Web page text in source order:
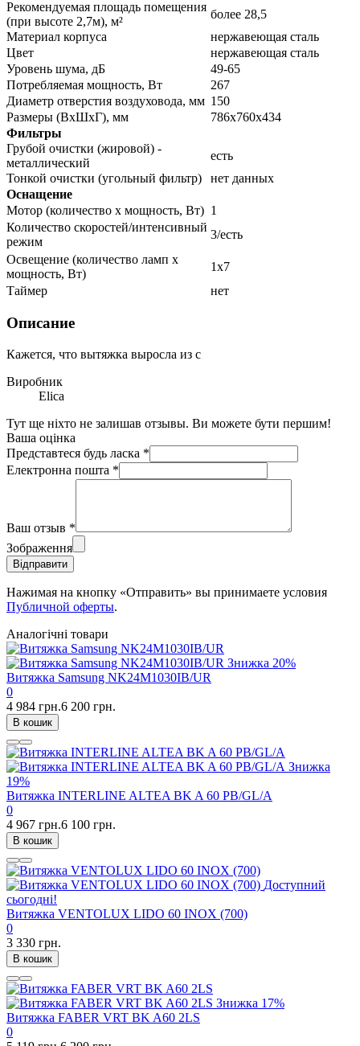
Рекомендуемая площадь помещения
(при высоте 2,7м), м²
более 28,5
Материал корпуса
нержавеющая сталь
Цвет
нержавеющая сталь
Уровень шума, дБ
49-65
Потребляемая мощность, Вт
267
Диаметр отверстия воздуховода, мм 150
Размеры (ВхШхГ), мм
786х760х434
Фильтры
Грубой очистки (жировой) -
металлический
есть
Тонкой очистки (угольный фильтр)
нет данных
Оснащение
Мотор (количество х мощность, Вт) 1
Количество скоростей/интенсивный
режим
3/есть
Освещение (количество ламп х
мощность, Вт)
1х7
Таймер
нет
Описание
Кажется, что вытяжка выросла из с
Виробник
Elica
Тут ще ніхто не залишав отзывы. Ви можете бути першим!
Ваша оцінка
Представтеся будь ласка *
Електронна пошта *
Ваш отзыв *
Зображення
Відправити
Нажимая на кнопку «Отправить» вы принимаете условия
Публичной оферты.
Аналогічні товари
Знижка 20%
Витяжка Samsung NK24M1030IB/UR
0
4 984 грн.6 200 грн.
В кошик
Знижка
19%
Витяжка INTERLINE ALTEA BK A 60 PB/GL/A
0
4 967 грн.6 100 грн.
В кошик
Доступний
сьогодні!
Витяжка VENTOLUX LIDO 60 INOX (700)
0
3 330 грн.
В кошик
Знижка 17%
Витяжка FABER VRT BK A60 2LS
0